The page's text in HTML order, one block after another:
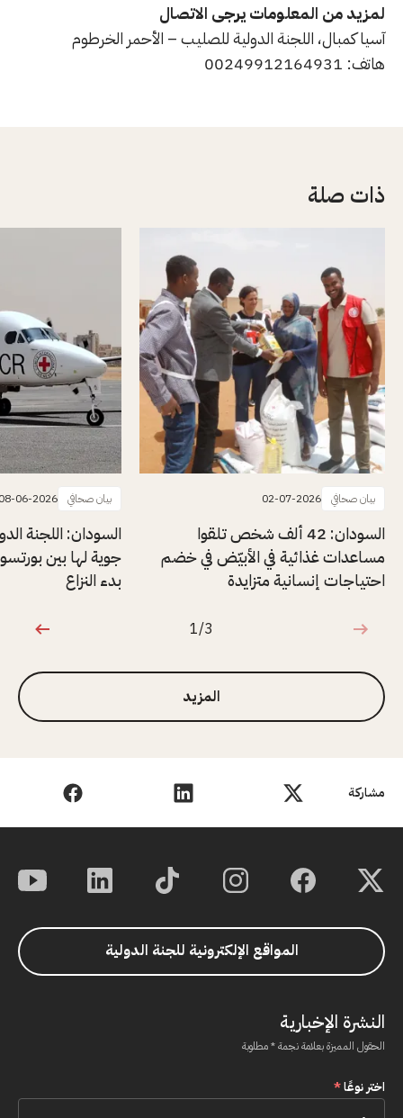
مشاركة
لمزيد من المعلومات يرجى الاتصال
آسيا كمبال، اللجنة الدولية للصليب – الأحمر الخرطوم
هاتف: 00249912164931
ذات صلة
بيان صحافي 02-07-2026
السودان: 42 ألف شخص تلقوا
مساعدات غذائية في الأبيّض في خضم
احتياجات إنسانية متزايدة
بيان صحافي 06-2026
السودان: اللجنة
جوية لها بين
بدء النزاع
1 من 3
1/3
المزيد
المواقع الإلكترونية للجنة الدولية
النشرة الإخبارية
الحقول المميزة بعلامة نجمة * مطلوبة
اختر نوعًا*